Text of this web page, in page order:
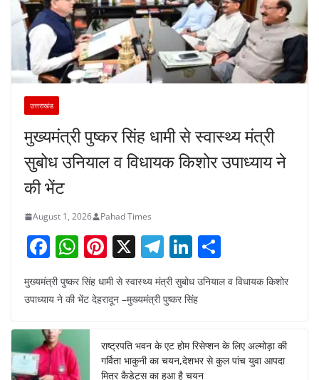
उत्तराखंड
मुख्यमंत्री पुष्कर सिंह धामी से स्वास्थ्य मंत्री
सुबोध उनियाल व विधायक किशोर उपाध्याय ने
की भेंट
August 1, 2026 Pahad Times
F
a
c
b
o
W
h
at
A
p
Pi
nt
er
e
st
X T
el
e
gr
a
m
Li
n
k
dI
n
ar
मुख्यमंत्री पुष्कर सिंह धामी से स्वास्थ्य मंत्री सुबोध उनियाल व विधायक किशोर
उपाध्याय ने की भेंट देहरादून –मुख्यमंत्री पुष्कर सिंह
राष्ट्रपति भवन के एट होम रिसेप्शन के लिए अल्मोड़ा की
गर्विता भाकुनी का चयन,देशभर से कुल पांच युवा आपदा
मित्र कैडेट्स का हुआ है चयन